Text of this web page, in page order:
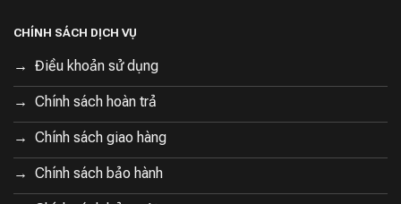
CHÍNH SÁCH DỊCH VỤ
Điều khoản sử dụng
Chính sách hoàn trả
Chính sách giao hàng
Chính sách bảo hành